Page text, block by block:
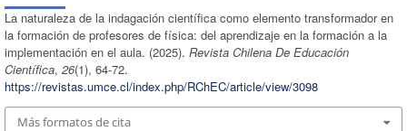
La naturaleza de la indagación científica como elemento transformador en
la formación de profesores de física: del aprendizaje en la formación a la
implementación en el aula. (2025). Revista Chilena De Educación
Científica, 26(1), 64-72.
https://revistas.umce.cl/index.php/RChEC/article/view/3098
Más formatos de cita